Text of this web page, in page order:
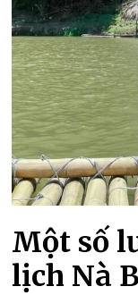
Một số
lịch Nà